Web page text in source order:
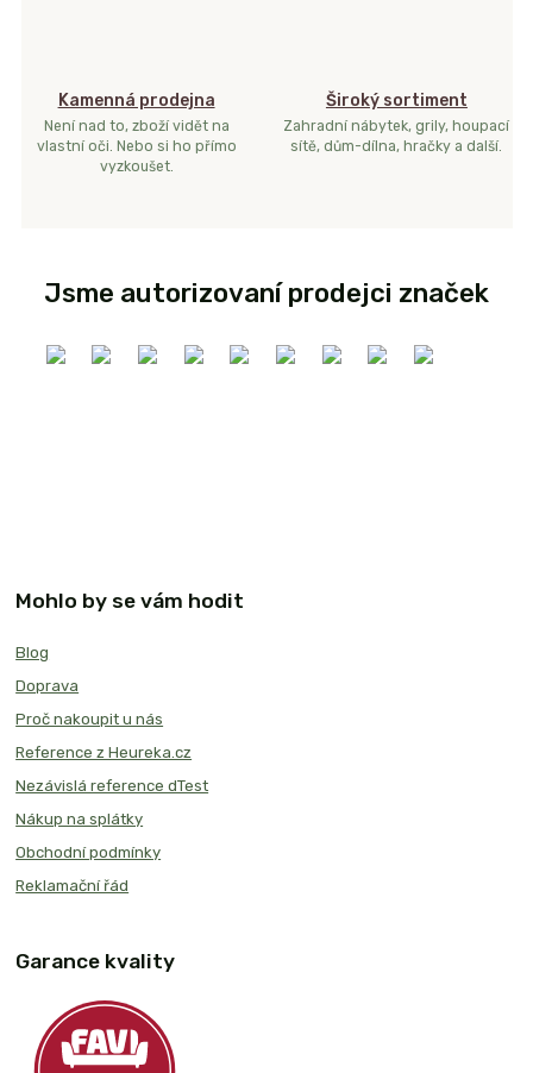
Kamenná prodejna
Není nad to, zboží vidět na
vlastní oči. Nebo si ho přímo
vyzkoušet.
Široký sortiment
Zahradní nábytek, grily, houpací
sítě, dům-dílna, hračky a další.
Jsme autorizovaní prodejci značek
Mohlo by se vám hodit
Blog
Doprava
Proč nakoupit u nás
Reference z Heureka.cz
Nezávislá reference dTest
Nákup na splátky
Obchodní podmínky
Reklamační řád
Garance kvality